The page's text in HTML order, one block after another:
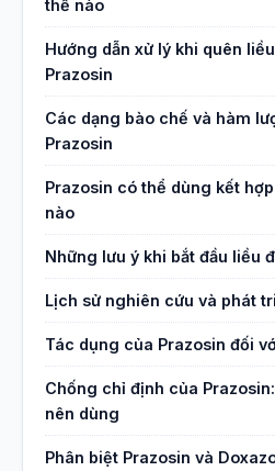
thế nào
Hướng dẫn xử lý khi quên
Prazosin
Các dạng bào chế và hàm
Prazosin
Prazosin có thể dùng kết
nào
Những lưu ý khi bắt đầu liều
Lịch sử nghiên cứu và phát
Tác dụng của Prazosin đối
Chống chỉ định của
nên dùng
Phân biệt Prazosin và